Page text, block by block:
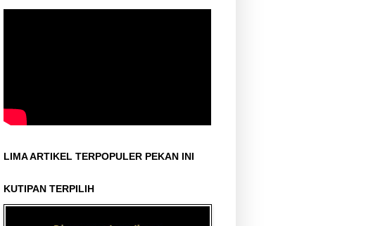
LIMA ARTIKEL TERPOPULER PEKAN INI
KUTIPAN TERPILIH